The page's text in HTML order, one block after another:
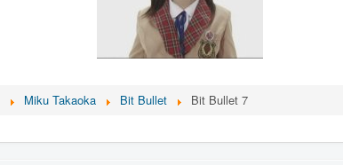
Miku Takaoka Bit Bullet Bit Bullet 7